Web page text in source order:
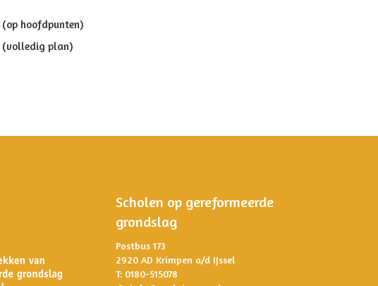
(op hoofdpunten)
(volledig plan)
Scholen op gereformeerde
grondslag
Postbus 173
2920 AD Krimpen a/d IJssel
T: 0180-515078